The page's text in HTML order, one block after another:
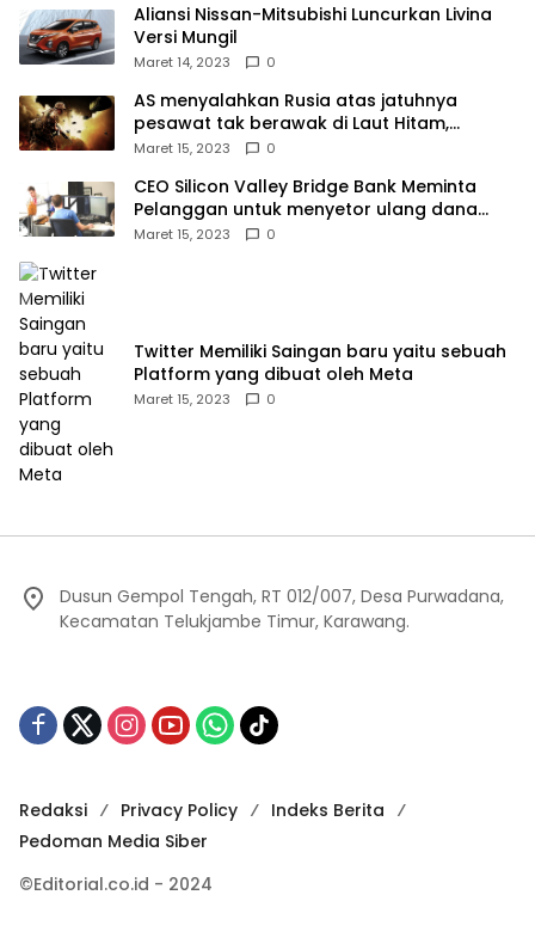
Aliansi Nissan-Mitsubishi Luncurkan Livina
Versi Mungil
Maret 14, 2023 0
AS menyalahkan Rusia atas jatuhnya
pesawat tak berawak di Laut Hitam,
Moskow menyangkal
Maret 15, 2023 0
CEO Silicon Valley Bridge Bank Meminta
Pelanggan untuk menyetor ulang dana
Mereka
Maret 15, 2023 0
Twitter Memiliki Saingan baru yaitu sebuah
Platform yang dibuat oleh Meta
Maret 15, 2023 0
Dusun Gempol Tengah, RT 012/007, Desa Purwadana,
Kecamatan Telukjambe Timur, Karawang.
Redaksi Privacy Policy
Indeks Berita
Pedoman Media Siber
©Editorial.co.id - 2024